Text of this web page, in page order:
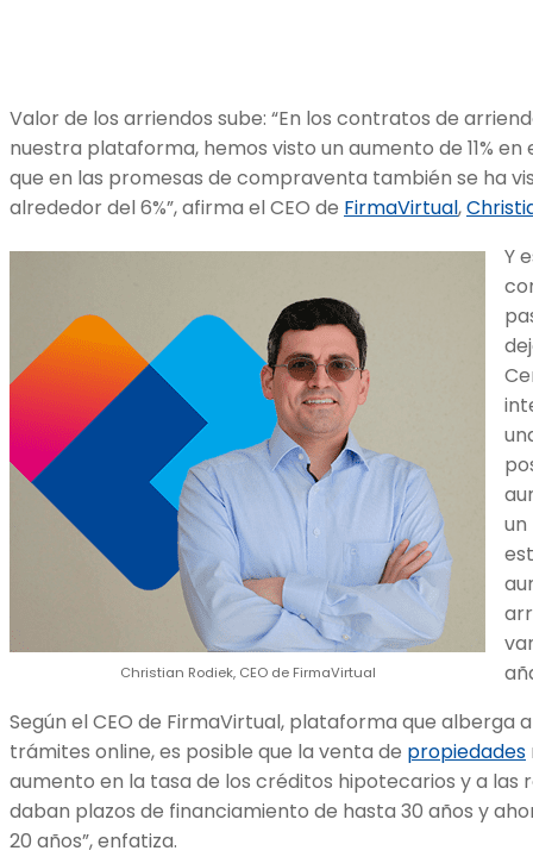
Valor de los arriendos sube: “En los contratos de
nuestra plataforma, hemos visto un aumento de 11%
que en las promesas de compraventa también se ha
alrededor del 6%”, afirma el CEO de FirmaVirtual,
Christian Rodiek, CEO de FirmaVirtual
Y
un
Según el CEO de FirmaVirtual, plataforma que alberga
trámites online, es posible que la venta de propiedades
aumento en la tasa de los créditos hipotecarios y a las
daban plazos de financiamiento de hasta 30 años y
20 años”, enfatiza.